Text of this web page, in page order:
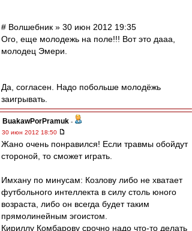
# Волшебник » 30 июн 2012 19:35
Ого, еще молодежь на поле!!! Вот это дааа,
молодец Эмери.
Да, согласен. Надо побольше молодёжь
заигрывать.
BuakawPorPramuk -
30 июн 2012 18:50
Жано очень понравился! Если травмы обойдут
стороной, то сможет играть.
Имхану по минусам: Козлову либо не хватает
футбольного интеллекта в силу столь юного
возраста, либо он всегда будет таким
прямолинейным эгоистом.
Кириллу Комбарову срочно надо что-то делать